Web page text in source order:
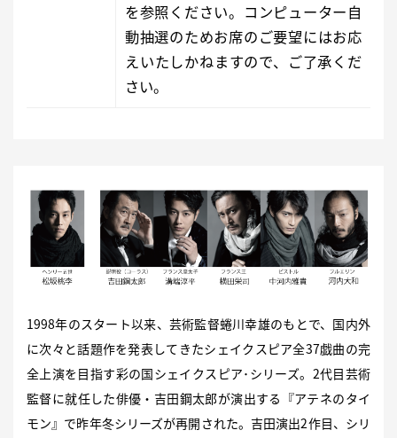
を参照ください。コンピューター自
動抽選のためお席のご要望にはお応
えいたしかねますので、ご了承くだ
さい。
1998年のスタート以来、芸術監督蜷川幸雄のもとで、国内外
に次々と話題作を発表してきたシェイクスピア全37戯曲の完
全上演を目指す彩の国シェイクスピア･シリーズ。2代目芸術
監督に就任した俳優・吉田鋼太郎が演出する『アテネのタイ
モン』で昨年冬シリーズが再開された。吉田演出2作目、シリ